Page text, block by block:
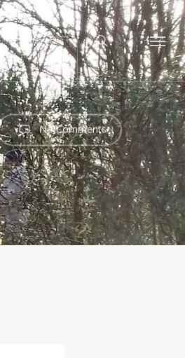
Contact
search
Menu
No Comments